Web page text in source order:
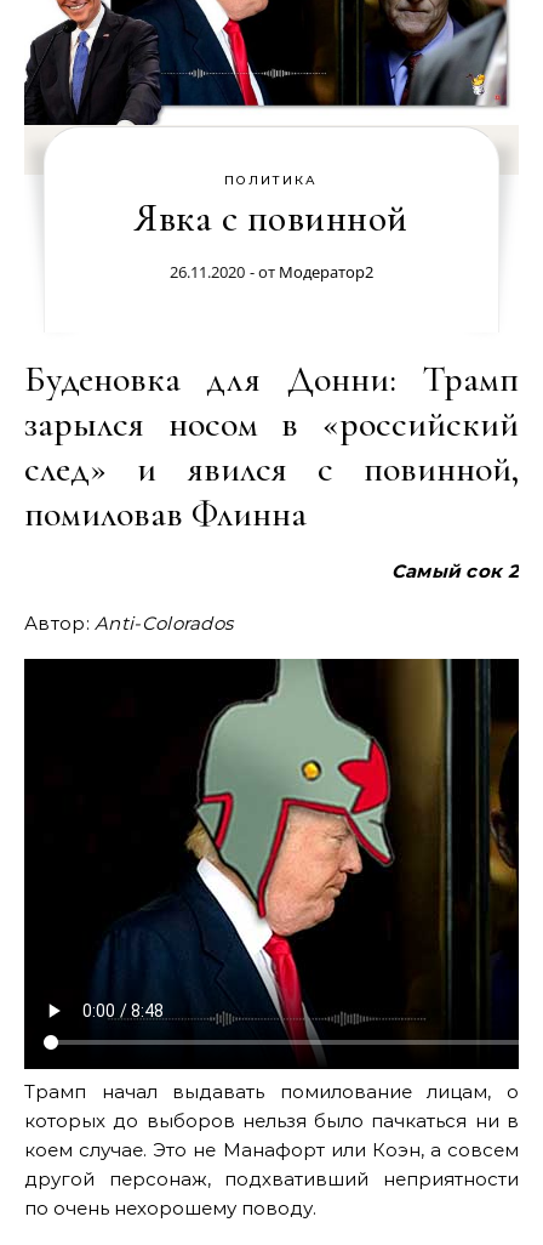
ПОЛИТИКА
Явка с повинной
26.11.2020 - от Модератор2
Буденовка для Донни: Трамп
зарылся носом в «российский
след» и явился с повинной,
помиловав Флинна
Самый сок 2
Автор:Anti-Colorados
Трамп начал выдавать помилование лицам, о
которых до выборов нельзя было пачкаться ни в
коем случае. Это не Манафорт или Коэн, а совсем
другой персонаж, подхвативший неприятности
по очень нехорошему поводу.